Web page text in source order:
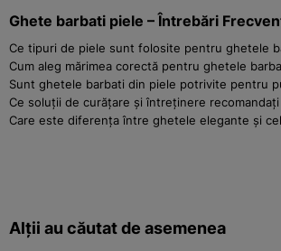
Ghete barbati piele – Întrebări
Ce tipuri de piele sunt folosite pentru ghetele
Cum aleg mărimea corectă pentru ghetele
Sunt ghetele barbati din piele potrivite pentru
Ce soluții de curățare și întreținere
Care este diferența între ghetele elegante și
Alții au căutat de asemenea